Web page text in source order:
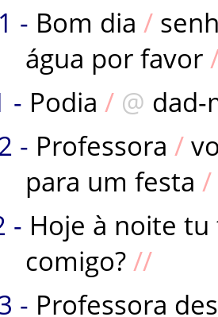
Bom dia
água por favor
Podia
dad-
Professora
para um festa
Hoje à noite tu
comigo?
Professora